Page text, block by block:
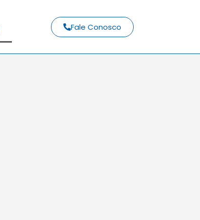
Fale Conosco